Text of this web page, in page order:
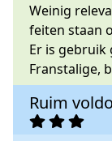
Weinig
feiten staan
Er is gebruik
Franstalige,
Ruim